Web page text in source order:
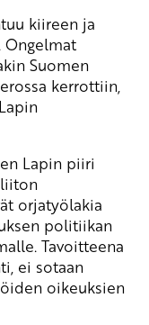
kiireen ja
Ongelmat
Suomen
kerrottiin,
Lapin piiri
orjatyölakia
politiikan
Tavoitteena
ei sotaan
oikeuksien